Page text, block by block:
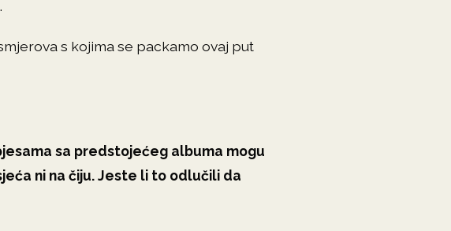
s kojima se packamo ovaj put
sa predstojećeg albuma mogu
ni na čiju. Jeste li to odlučili da